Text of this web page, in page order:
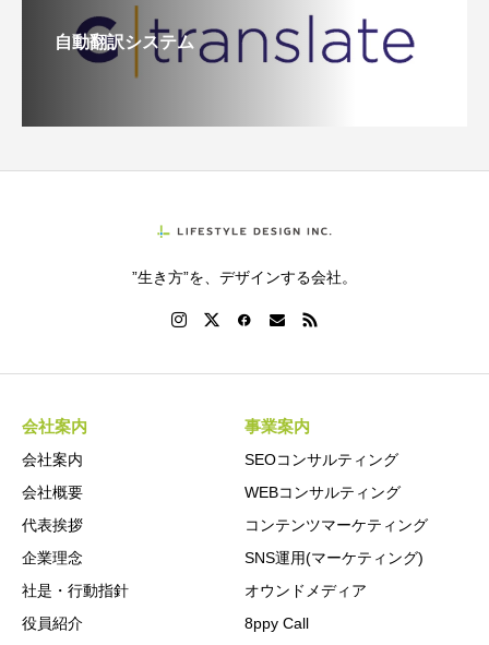
自動翻訳システム
”生き方”を、デザインする会社。
会社案内
会社案内
会社概要
代表挨拶
企業理念
社是・行動指針
役員紹介
事業案内
SEOコンサルティング
WEBコンサルティング
コンテンツマーケティング
SNS運用(マーケティング)
オウンドメディア
8ppy Call